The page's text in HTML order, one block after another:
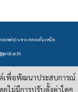
งหล่อ) แขวง คลองตันเหนือ
ในเว็บไซต์https://pridi.or.th
ใช่เชิงพาณิชย์ 4.0 สากล
ค์เพื่อพัฒนาประสบการณ์
ไม่มีการปรับตั้งค่าใดๆ